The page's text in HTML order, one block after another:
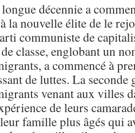
décennie a
la nouvelle élite de le
communiste de
classe, englobant un
a commencé à
de luttes. La seconde
venant aux villes
de leurs
famille plus âgés qui